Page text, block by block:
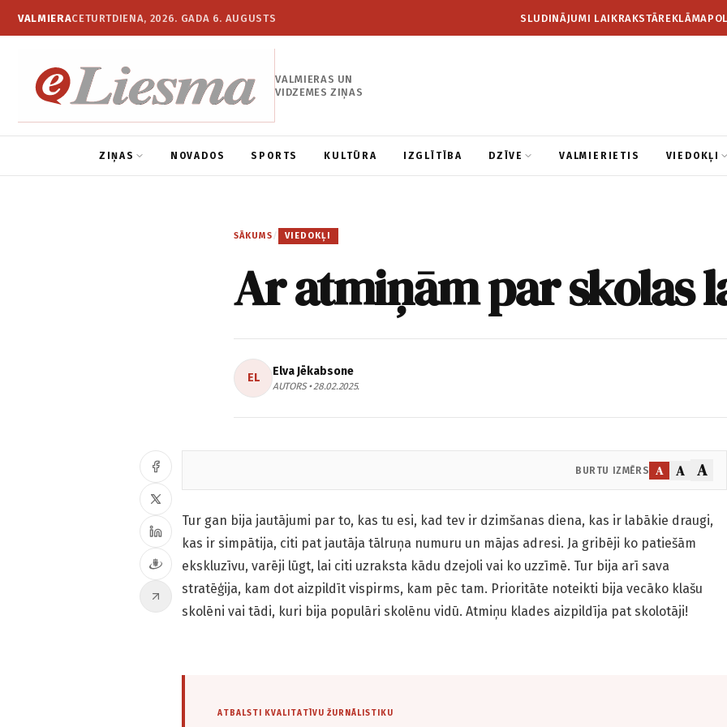
VALMIERACETURTDIENA, 2026. GADA 6. AUGUSTS SLUDINĀJUMI LAIKRAKSTĀREKLĀMA
VALMIERAS UN
VIDZEMES ZIŅAS
ZIŅAS NOVADOS SPORTS KULTŪRA IZGLĪTĪBA DZĪVE VALMIERIETIS VIEDOKĻI
SĀKUMS / VIEDOKĻI
Ar atmiņām par skolas
EL Elva Jēkabsone
AUTORS • 28.02.2025.
BURTU IZMĒRS A A A
Tur gan bija jautājumi par to, kas tu esi, kad tev ir dzimšanas diena, kas ir labākie draugi,
kas ir simpātija, citi pat jautāja tālruņa numuru un mājas adresi. Ja gribēji ko patiešām
ekskluzīvu, varēji lūgt, lai citi uzraksta kādu dzejoli vai ko uzzīmē. Tur bija arī sava
stratēģija, kam dot aizpildīt vispirms, kam pēc tam. Prioritāte noteikti bija vecāko klašu
skolēni vai tādi, kuri bija populāri skolēnu vidū. Atmiņu klades aizpildīja pat skolotāji!
ATBALSTI KVALITATĪVU ŽURNĀLISTIKU